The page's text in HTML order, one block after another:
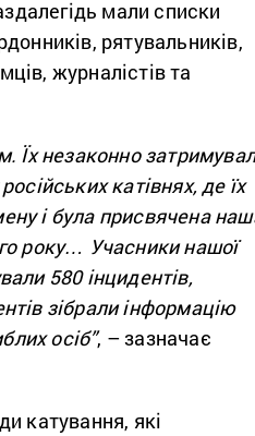
мали списки
рятувальників,
журналістів та
Їх незаконно
катівнях, де їх
і була присвячена
року… Учасники нашої
580 інцидентів,
зібрали інформацію
осіб”, – зазначає
катування, які